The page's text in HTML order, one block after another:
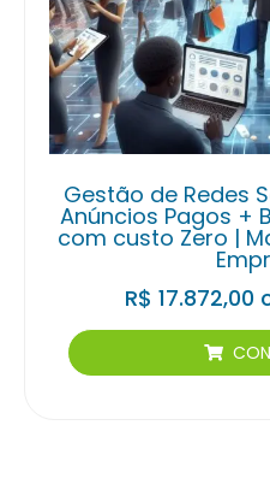
Gestão de Redes
Anúncios Pagos +
com custo Zero |
R$ 17.872,00